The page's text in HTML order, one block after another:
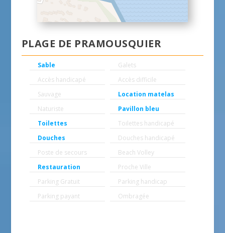
PLAGE DE PRAMOUSQUIER
Sable
Galets
Accès handicapé
Accès difficile
Sauvage
Location matelas
Naturiste
Pavillon bleu
Toilettes
Toilettes handicapé
Douches
Douches handicapé
Poste de secours
Beach Volley
Restauration
Proche Ville
Parking Gratuit
Parking handicap
Parking payant
Ombragée